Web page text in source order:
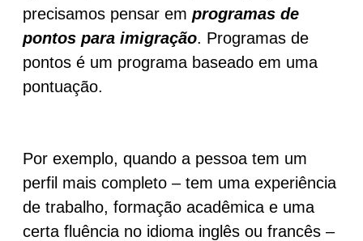
precisamos pensar em programas de
pontos para imigração. Programas de
pontos é um programa baseado em uma
pontuação.
Por exemplo, quando a pessoa tem um
perfil mais completo – tem uma experiência
de trabalho, formação acadêmica e uma
certa fluência no idioma inglês ou francês –